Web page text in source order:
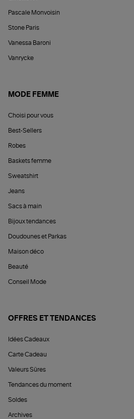
Pascale Monvoisin
Stone Paris
Vanessa Baroni
Vanrycke
MODE FEMME
Choisi pour vous
Best-Sellers
Robes
Baskets femme
Sweatshirt
Jeans
Sacs à main
Bijoux tendances
Doudounes et Parkas
Maison déco
Beauté
Conseil Mode
OFFRES ET TENDANCES
Idées Cadeaux
Carte Cadeau
Valeurs Sûres
Tendances du moment
Soldes
Archives